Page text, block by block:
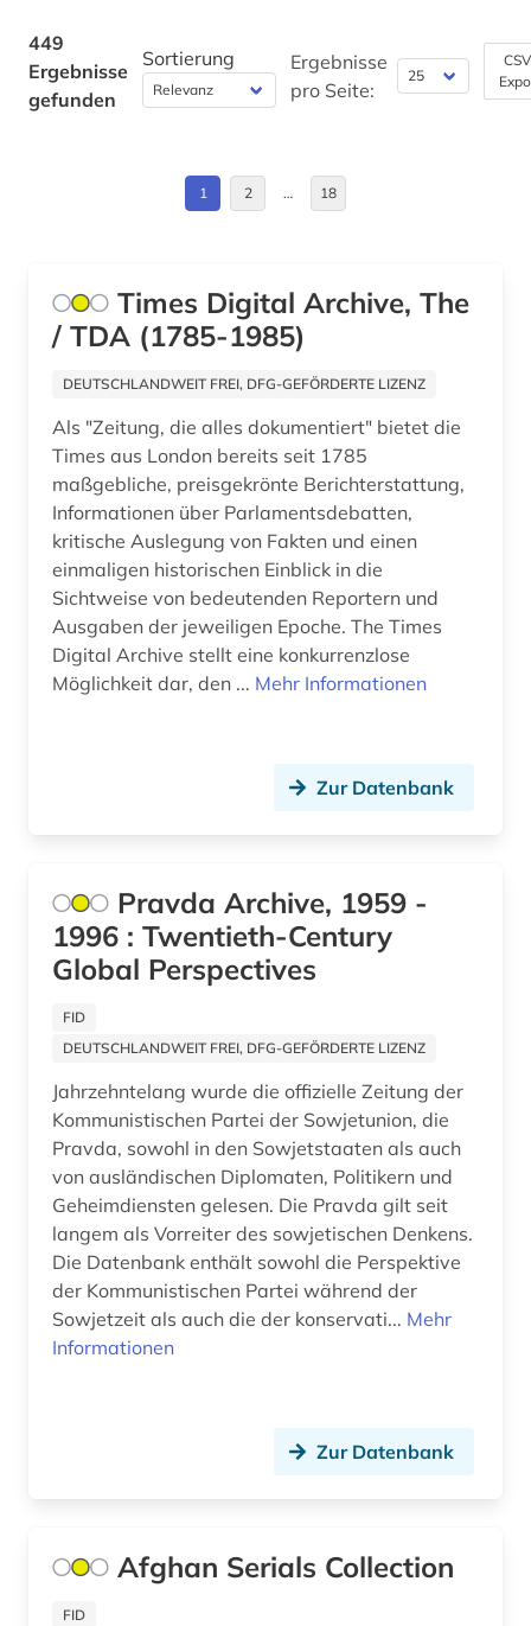
digitale musikalien (1)
diplomatie (1)
donezk (ukraine) (1)
dublin (1)
dänemark (1)
edinburgh (1)
eichstätt (1)
elektronische bibliothek (1)
elektronische publikation (1)
elektronische zeitschrift (2)
elektronische zeitung (3)
england (1)
entwicklung (1)
estland (1)
exilliteratur (1)
exilpresse (1)
fellbach (1)
fernsehsendung (2)
fid anglo american culture &amp; history (1)
Finnland (1)
Hessen (16)
Irland (5)
Island (1)
Israel (6)
Italien (10)
Japan (3)
Kanada (7)
Korea (2)
Luxemburg (2)
Mecklenburg-Vorpommern (1)
Moldawien (1)
Niedersachsen (1)
Nordamerika (4)
Nordrhein-Westfalen (7)
Norwegen (3)
Polen (2)
449
Ergebnisse
gefunden
Sortierung
Ergebnisse
pro Seite:
1 2 … 18
Times Digital Archive, The
/ TDA (1785-1985)
DEUTSCHLANDWEIT FREI, DFG-GEFÖRDERTE LIZENZ
Als "Zeitung, die alles dokumentiert" bietet die
Times aus London bereits seit 1785
maßgebliche, preisgekrönte Berichterstattung,
Informationen über Parlamentsdebatten,
kritische Auslegung von Fakten und einen
einmaligen historischen Einblick in die
Sichtweise von bedeutenden Reportern und
Ausgaben der jeweiligen Epoche. The Times
Digital Archive stellt eine konkurrenzlose
Möglichkeit dar, den ... Mehr Informationen
Zur Datenbank
Pravda Archive, 1959 -
1996 : Twentieth-Century
Global Perspectives
FID
DEUTSCHLANDWEIT FREI, DFG-GEFÖRDERTE LIZENZ
Jahrzehntelang wurde die offizielle Zeitung der
Kommunistischen Partei der Sowjetunion, die
Pravda, sowohl in den Sowjetstaaten als auch
von ausländischen Diplomaten, Politikern und
Geheimdiensten gelesen. Die Pravda gilt seit
langem als Vorreiter des sowjetischen Denkens.
Die Datenbank enthält sowohl die Perspektive
der Kommunistischen Partei während der
Sowjetzeit als auch die der konservati... Mehr
Informationen
Zur Datenbank
Afghan Serials Collection
FID